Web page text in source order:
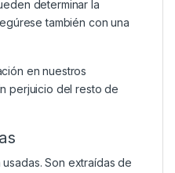
determinar la
también con una
en nuestros
perjuicio del resto de
Son extraídas de